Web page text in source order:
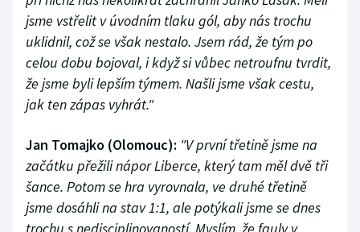
jsme vstřelit v úvodním tlaku gól, aby nás trochu
uklidnil, což se však nestalo. Jsem rád, že tým po
celou dobu bojoval, i když si vůbec netroufnu tvrdit,
že jsme byli lepším týmem. Našli jsme však cestu,
jak ten zápas vyhrát."
Jan Tomajko (Olomouc): "V první třetině jsme na
začátku přežili nápor Liberce, který tam měl dvě tři
šance. Potom se hra vyrovnala, ve druhé třetině
jsme dosáhli na stav 1:1, ale potýkali jsme se dnes